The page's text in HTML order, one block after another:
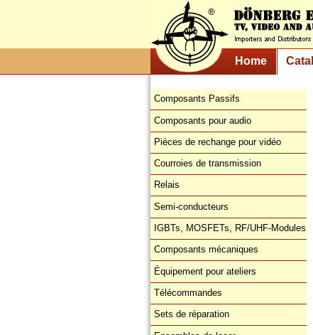
Home
Composants Passifs
Composants pour audio
Pièces de rechange pour vidéo
Courroies de transmission
Relais
Semi-conducteurs
IGBTs, MOSFETs, RF/UHF-Modules
Composants mécaniques
Équipement pour ateliers
Télécommandes
Sets de réparation